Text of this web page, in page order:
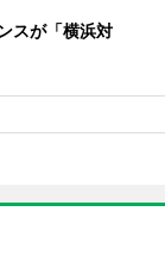
スが「横浜対